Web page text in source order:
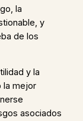
la
y
de los
y la
la mejor
asociados